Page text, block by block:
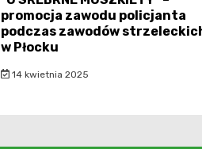
promocja zawodu policjanta
podczas zawodów
w Płocku
14 kwietnia 2025